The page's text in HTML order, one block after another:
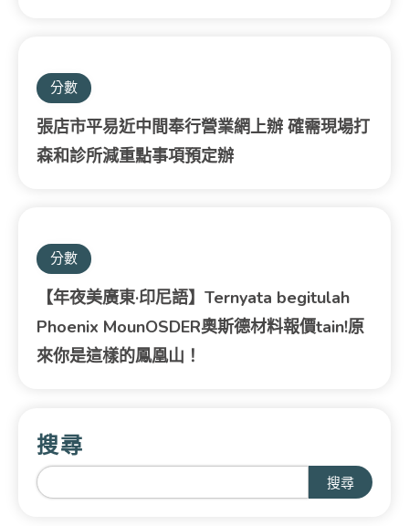
分數
張店市平易近中間奉行營業網上辦 確需現場打
森和診所減重點事項預定辦
分數
【年夜美廣東·印尼語】Ternyata begitulah
Phoenix MounOSDER奧斯德材料報價tain!原
來你是這樣的鳳凰山！
搜尋
搜尋